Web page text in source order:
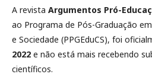
A revista Argumentos Pró-
ao Programa de Pós-Graduação
e Sociedade (PPGEduCS), foi
2022 e não está mais recebendo
científicos.